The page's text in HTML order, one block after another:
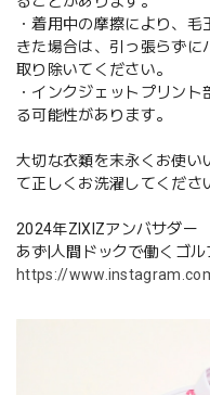
・着用中の摩擦により、
きた場合は、引っ張らずに
取り除いてください。
・インクジェットプリン
る可能性があります。
大切な衣類を末永くお使い
て正しくお洗濯してくださ
2024年ZIXIZアンバサダー
あず|人間ドックで働くゴル
https://